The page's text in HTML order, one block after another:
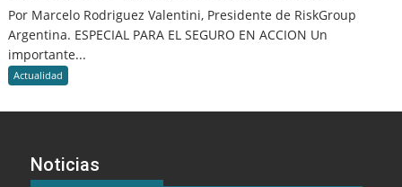
Por Marcelo Rodriguez Valentini, Presidente de RiskGroup
Argentina. ESPECIAL PARA EL SEGURO EN ACCION Un
importante...
Actualidad
Noticias